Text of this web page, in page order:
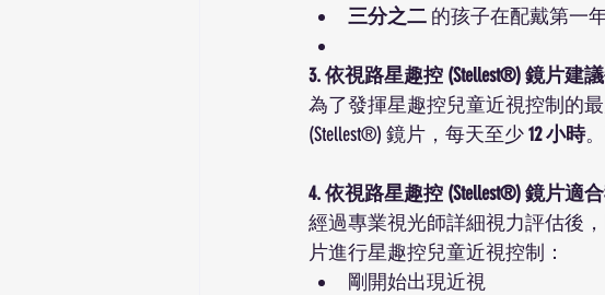
三分之二 的孩子在配戴第一
3. 依視路星趣控 (Stellest®) 鏡片
為了發揮星趣控兒童近視控制的
(Stellest®) 鏡片，每天至少 12 小時
4. 依視路星趣控 (Stellest®) 鏡片
經過專業視光師詳細視力評估後
片進行星趣控兒童近視控制：
剛開始出現近視